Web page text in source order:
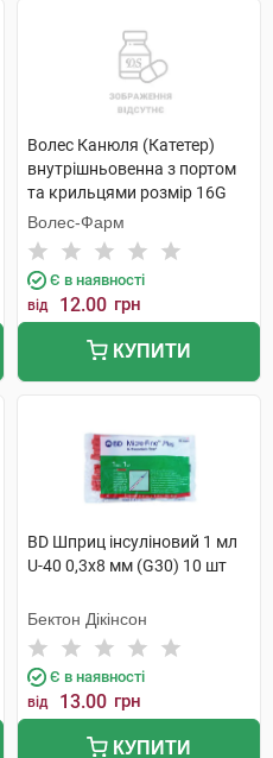
Волес Канюля (Катетер)
внутрішньовенна з портом
та крильцями розмір 16G
(1,7 х 45 мм) 1 шт
Волес-Фарм
Є в наявності
від 12.00 грн
КУПИТИ
BD Шприц інсуліновий 1 мл
U-40 0,3х8 мм (G30) 10 шт
Бектон Дікінсон
Є в наявності
від 13.00 грн
КУПИТИ